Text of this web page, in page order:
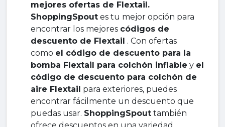
mejores ofertas de Flextail.
ShoppingSpout es tu mejor opción para
encontrar los mejores códigos de
descuento de Flextail . Con ofertas
como el código de descuento para la
bomba Flextail para colchón inflable y el
código de descuento para colchón de
aire Flextail para exteriores, puedes
encontrar fácilmente un descuento que
puedas usar. ShoppingSpout también